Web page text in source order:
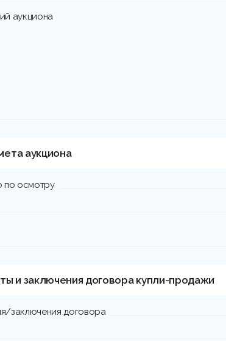
аукциона
аукциона
по осмотру
и заключения договора купли-продажи
заключения договора